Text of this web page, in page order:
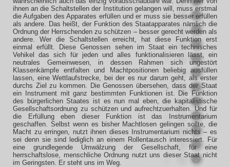
ihnen an die Schaltstellen der Institution gelangen will, muss erstmal
die Aufgaben des Apparates erfüllen und er muss sie besser erfüllen
als andere. Das heißt, der Funktion des Staatapparates nämlich die
Ordnung der Herrschenden zu schützen – besser gerecht werden als
andere. Wer die Schaltstellen erreicht, hat diese Funktion erst
einmal erfüllt. Diese Genossen sehen im Staat ein technisches
Vehikel das sich für jeden und alles funktionalisieren lässt, ein
neutrales Gemeinwesen, in dessen Rahmen sich ungestört
Klassenkämpfe entfalten und Machtpositionen beliebig ausfüllen
lassen, eine Wettlaufstrecke, bei der es nur darum geht, als erster
durchs Ziel zu kommen. Die Genossen übersehen, dass der Staat
ein Instrument mit ganz bestimmten Funktionen ist. Die Funktion
des bürgerlichen Staates ist es nun mal eben, die kapitalistische
Gesellschaftsordnung zu schützen und aufrechtzuerhalten. Und für
die Erfüllung eben dieser Funktion ist das Instrumentarium
geschaffen. Selbst wenn es bisher Machtlosen gelingen sollte, die
Macht zu erringen, nutzt ihnen dieses Instrumentarium nichts – es
sei denn sie sind lediglich an einem Rollentausch interessiert. Für
eine grundlegende Umwälzung der Gesellschaft, für eine
herrschaftslose, menschliche Ordnung nutzt uns dieser Staat nicht
im Geringsten. Er steht uns im Weg.